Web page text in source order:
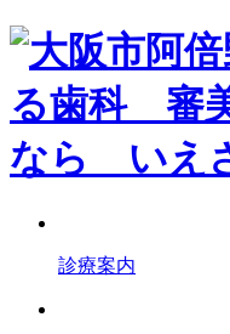
診療案内